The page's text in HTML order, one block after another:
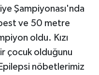
Şampiyonası'nda
ve 50 metre
oldu. Kızı
çocuk olduğunu
nöbetlerimiz